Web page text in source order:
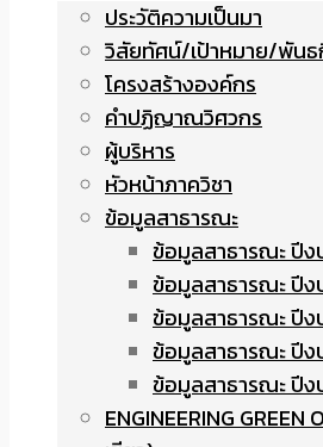
ประวัติความเป็นมา
วิสัยทัศน์/เป้าหมาย/พัน
โครงสร้างองค์กร
คำปฏิญาณวิศวกร
ผู้บริหาร
หัวหน้าภาควิชา
ข้อมูลสาธารณะ
ข้อมูลสาธารณะ ปี
ข้อมูลสาธารณะ ปี
ข้อมูลสาธารณะ ปี
ข้อมูลสาธารณะ ปี
ข้อมูลสาธารณะ ปี
ENGINEERING